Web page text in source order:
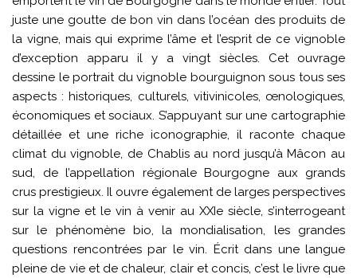
juste une goutte de bon vin dans l’océan des produits de
la vigne, mais qui exprime l’âme et l’esprit de ce vignoble
d’exception apparu il y a vingt siècles. Cet ouvrage
dessine le portrait du vignoble bourguignon sous tous ses
aspects : historiques, culturels, vitivinicoles, œnologiques,
économiques et sociaux. S’appuyant sur une cartographie
détaillée et une riche iconographie, il raconte chaque
climat du vignoble, de Chablis au nord jusqu’à Mâcon au
sud, de l’appellation régionale Bourgogne aux grands
crus prestigieux. Il ouvre également de larges perspectives
sur la vigne et le vin à venir au XXIe siècle, s’interrogeant
sur le phénomène bio, la mondialisation, les grandes
questions rencontrées par le vin. Écrit dans une langue
pleine de vie et de chaleur, clair et concis, c’est le livre que